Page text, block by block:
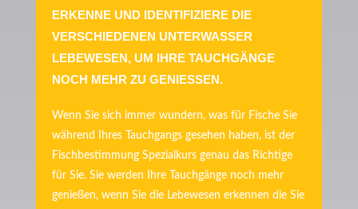
ERKENNE UND IDENTIFIZIERE DIE
VERSCHIEDENEN UNTERWASSER
LEBEWESEN, UM IHRE TAUCHGÄNGE
NOCH MEHR ZU GENIESSEN.
Wenn Sie sich immer wundern, was für Fische Sie
während Ihres Tauchgangs gesehen haben, ist der
Fischbestimmung Spezialkurs genau das Richtige
für Sie. Sie werden Ihre Tauchgänge noch mehr
genießen, wenn Sie die Lebewesen erkennen die Sie